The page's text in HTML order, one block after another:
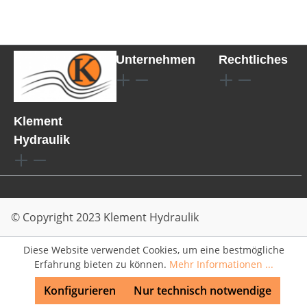
Klement
Hydraulik
Unternehmen Rechtliches
© Copyright 2023 Klement Hydraulik
Diese Website verwendet Cookies, um eine bestmögliche
Erfahrung bieten zu können. Mehr Informationen ...
Nur technisch notwendige
Konfigurieren